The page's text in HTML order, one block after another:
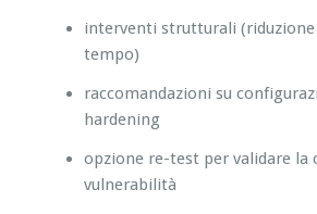
interventi strutturali
tempo)
raccomandazioni su
hardening
opzione re-test per validare la
vulnerabilità